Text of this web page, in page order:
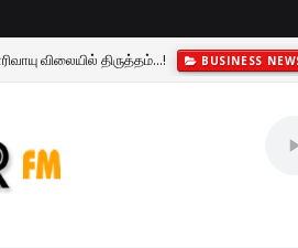
விலையில் திருத்தம்...! BUSINESS